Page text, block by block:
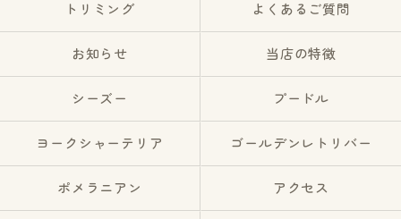
トリミング よくあるご質問
お知らせ 当店の特徴
シーズー プードル
ヨークシャーテリア ゴールデンレトリバー
ポメラニアン アクセス